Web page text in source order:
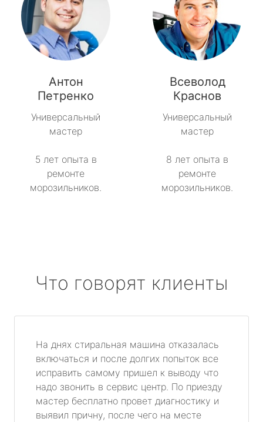
Антон
Петренко
Универсальный
мастер
5 лет опыта в
ремонте
морозильников.
Всеволод
Краснов
Универсальный
мастер
8 лет опыта в
ремонте
морозильников.
Что говорят клиенты
На днях стиральная машина отказалась
включаться и после долгих попыток все
исправить самому пришел к выводу что
надо звонить в сервис центр. По приезду
мастер бесплатно провет диагностику и
выявил причну, после чего на месте